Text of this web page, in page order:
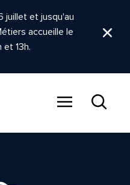
juillet et jusqu'au
accueille le
et 13h.